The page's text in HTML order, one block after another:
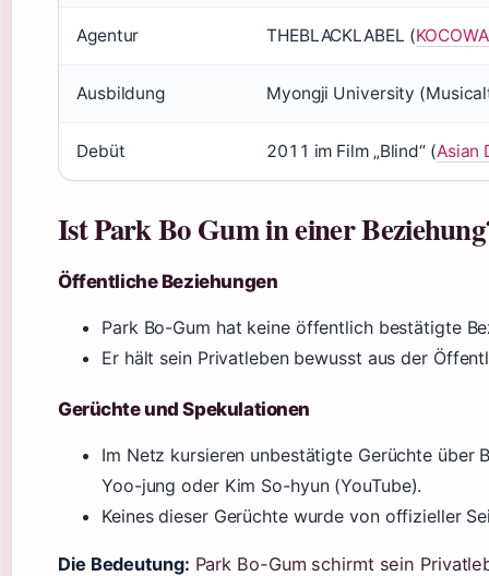
Agentur THEBLACKLABEL (
Ausbildung Myongji University
Debüt 2011 im Film „Blind“ (Asian
Ist Park Bo Gum in einer
Öffentliche Beziehungen
Park Bo-Gum hat keine öffentlich bestätigte
Er hält sein Privatleben bewusst aus der
Gerüchte und Spekulationen
Im Netz kursieren unbestätigte Gerüchte über
Yoo-jung oder Kim So-hyun (YouTube).
Keines dieser Gerüchte wurde von offizieller
Die Bedeutung: Park Bo-Gum schirmt sein